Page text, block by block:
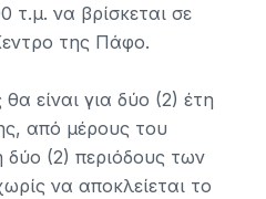
τ.μ. να βρίσκεται σε
της Πάφο.
είναι για δύο (2) έτη
από μέρους του
(2) περιόδους των
να αποκλείεται το